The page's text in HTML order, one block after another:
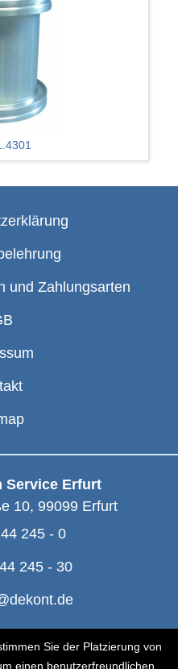
Sie der Platzierung von
einen benutzerfreundlichen
und Zahlungsarten
Service Erfurt
10, 99099 Erfurt
245 - 0
245 - 30
- 2026